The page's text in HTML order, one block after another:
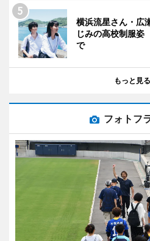
横浜流星さん・広
じみの高校制服姿
で
もっと見る
フォトフ